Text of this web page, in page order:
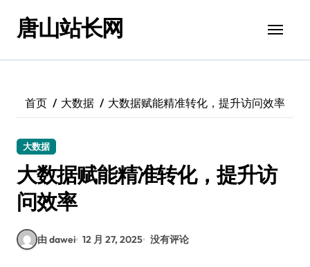
唐山站长网
首页 大数据 大数据赋能精准转化，提升访问效率
大数据
大数据赋能精准转化，提升访
问效率
由 dawei 12 月 27, 2025 没有评论